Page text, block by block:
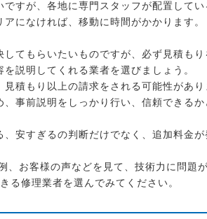
すが、各地に専門スタッフが配置してい
になければ、移動に時間がかかります。
てもらいたいものですが、必ず見積も
説明してくれる業者を選びましょう。
積もり以上の請求をされる可能性があり
事前説明をしっかり行い、信頼できるか
安すぎるの判断だけでなく、追加料金
、お客様の声などを見て、技術力に問題
る修理業者を選んでみてください。